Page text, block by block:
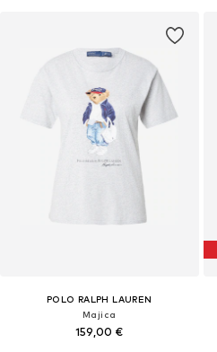
POLO RALPH LAUREN
Majica
159,00 €